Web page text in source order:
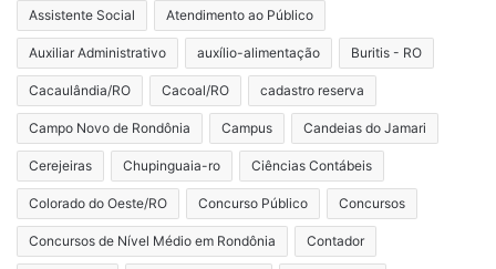
Assistente Social Atendimento ao Público
Auxiliar Administrativo auxílio-alimentação Buritis - RO
Cacaulândia/RO Cacoal/RO cadastro reserva
Campo Novo de Rondônia Campus Candeias do Jamari
Cerejeiras Chupinguaia-ro Ciências Contábeis
Colorado do Oeste/RO Concurso Público Concursos
Concursos de Nível Médio em Rondônia Contador